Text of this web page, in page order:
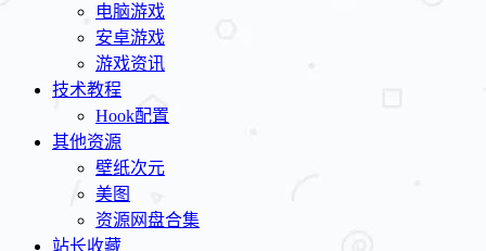
电脑游戏
安卓游戏
游戏资讯
技术教程
Hook配置
其他资源
壁纸次元
美图
资源网盘合集
站长收藏